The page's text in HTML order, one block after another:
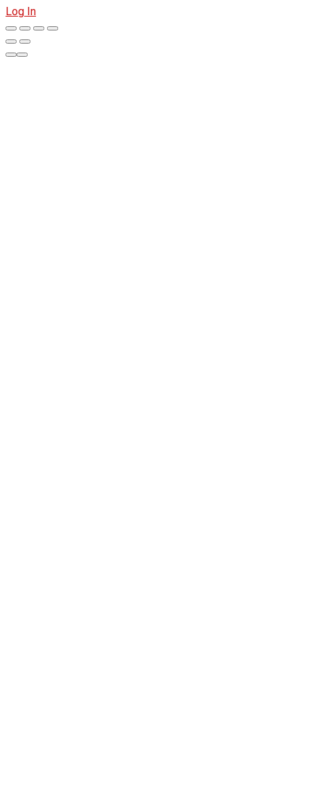
Log In